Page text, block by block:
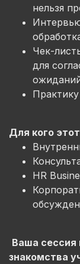
нельзя
Чек-
для
Для кого
HR
Ваша сессия
знакомства